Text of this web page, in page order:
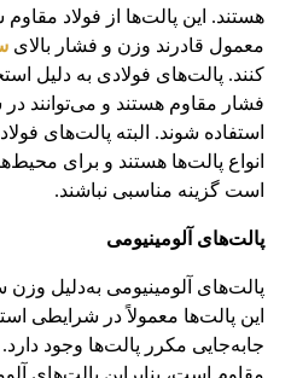
هستند. این پالت‌ها از فولاد
معمول قادرند وزن و فشار بالای
کنند. پالت‌های فولادی به دلیل
فشار مقاوم هستند و می‌توانند
استفاده شوند. البته پالت‌های
انواع پالت‌ها هستند و برای
است گزینه مناسبی نباشند.
پالت‌های آلومینیومی
پالت‌های آلومینیومی به‌دلیل
این پالت‌ها معمولاً در شرایطی
جابه‌جایی مکرر پالت‌ها وجود
مقاوم است، بنابراین پالت‌های